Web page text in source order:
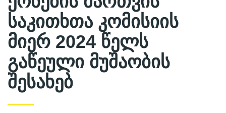
საკითხთა კომისიის
მიერ 2024 წელს
გაწეული მუშაობის
შესახებ